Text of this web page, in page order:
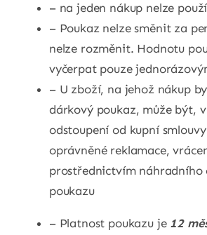
– na jeden nákup nelze
– Poukaz nelze směnit za
nelze rozměnit. Hodnotu
vyčerpat pouze
– U zboží, na jehož nákup
dárkový poukaz, může být,
odstoupení od kupní
oprávněné reklamace,
prostřednictvím náhradního
poukazu
– Platnost poukazu je 12